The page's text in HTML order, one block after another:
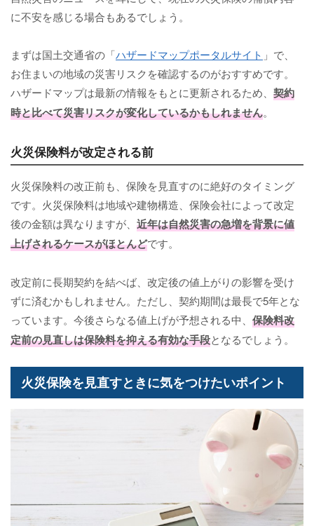
に不安を感じる場合もあるでしょう。
まずは国土交通省の「ハザードマップポータルサイト 」で、
お住まいの地域の災害リスクを確認するのがおすすめです。
ハザードマップは最新の情報をもとに更新されるため、 契約
時と比べて災害リスクが変化しているかもしれません。
火災保険料が改定される前
火災保険料の改正前も、保険を見直すのに絶好のタイミング
です。火災保険料は地域や建物構造、保険会社によって改定
後の金額は異なりますが、 近年は自然災害の急増を背景に値
上げされるケースがほとんどです。
改定前に長期契約を結べば、改定後の値上がりの影響を受け
ずに済むかもしれません。ただし、契約期間は最長で5年とな
っています。今後さらなる値上げが予想される中、 保険料改
定前の見直しは保険料を抑える有効な手段となるでしょう。
火災保険を見直すときに気をつけたいポイント